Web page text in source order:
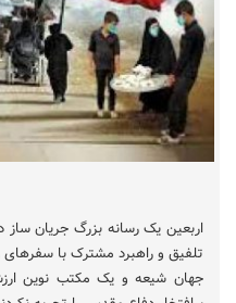
اربعین یک رسانه بزرگ جریان
تلفیق و راهبرد مشترک با سفرهای
جهان شیعه و یک مکتب نوین